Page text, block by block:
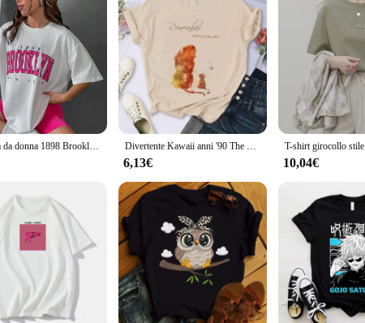
Maglietta da donna 1898 Brooklyn York Letter Print top Tee T-Shirt nera T-Shirt estiva femminile maglietta grafica anni '90 maglietta carina femminile Divertente Kawaii anni '90 The Lion King T-Shirt divertente Disney T Shirt Harajuku Hakuna Matata Tshirt donna Top Tees vestiti femminili
6,13€ 10,04€